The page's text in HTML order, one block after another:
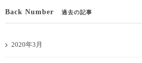
Back Number 過去の記事
2020年3月